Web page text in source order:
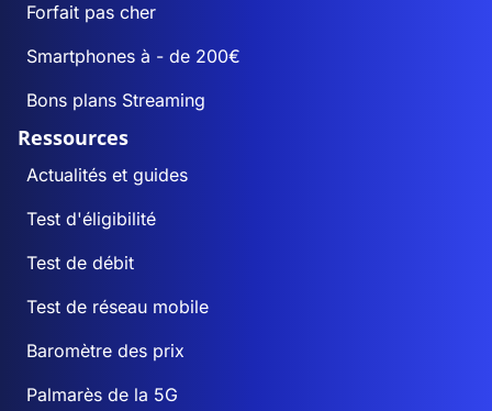
Forfait pas cher
Smartphones à - de 200€
Bons plans Streaming
Ressources
Actualités et guides
Test d'éligibilité
Test de débit
Test de réseau mobile
Baromètre des prix
Palmarès de la 5G